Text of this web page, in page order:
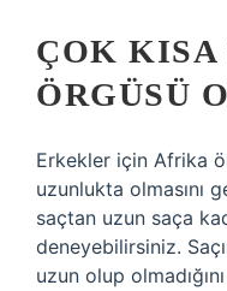
ÇOK KISA
ÖRGÜSÜ
Erkekler için Afrika
uzunlukta olmasını
saçtan uzun saça
deneyebilirsiniz.
uzun olup